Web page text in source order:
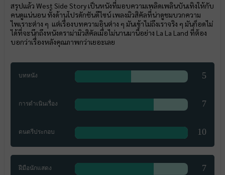
สรุปแล้ว West Side Story เป็นหนังที่มอบความเพลิดเพลินบันเทิงให้กับ
คนดูแน่นอน ทั้งด้านโปรดักชันดีไซน์ เพลงมิวสิคัลที่น่าดูชมบวกความ
ไพเราะต่าง ๆ แต่เรื่องบทความอินต่าง ๆ มันเข้าไม่ถึงเราจริง ๆ มันก็อดไม่
ได้ที่จะนึกถึงหนังดราม่ามิวสิคัลเมื่อไม่นานมานี้อย่าง La La Land ที่ต้อง
บอกว่าเรื่องหลังคุณภาพกว่าเยอะเลย
บทหนัง 5
การดำเนินเรื่อง 7
ดนตรีประกอบ 10
ฝีมือนักแสดง 7